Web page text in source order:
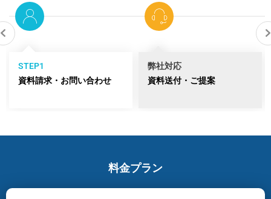
STEP1
資料請求・お問い合わせ
弊社対応
資料送付・ご提案
料金プラン